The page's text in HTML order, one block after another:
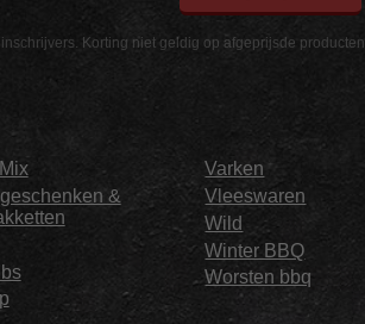
Korting niet geldig op afgeprijsde producten
&
Varken
Vleeswaren
Wild
Winter BBQ
Worsten bbq